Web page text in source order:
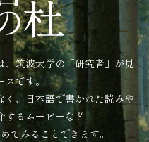
、筑波大学の「研究者」が見
です。
く、日本語で書かれた読みや
するムービーなど
てみることできます。